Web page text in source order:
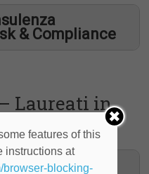
& Compliance
Laureati in
features of this
instructions at
browser-blocking-